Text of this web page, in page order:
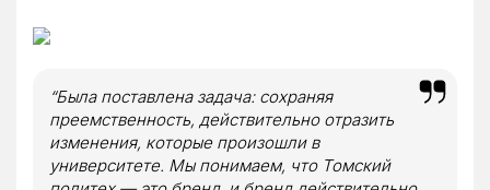
“Была поставлена задача: сохраняя
преемственность, действительно отразить
изменения, которые произошли в
университете. Мы понимаем, что Томский